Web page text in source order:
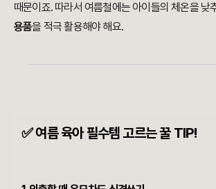
때문이죠. 따라서 여름철에는 아이들의 체온을 낮
용품을 적극 활용해야 해요.
✅여름 육아 필수템 고르는꿀 TIP!